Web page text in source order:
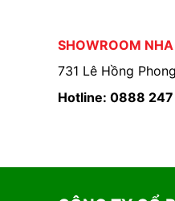
SHOWROOM
731 Lê Hồng
Hotline: 0888